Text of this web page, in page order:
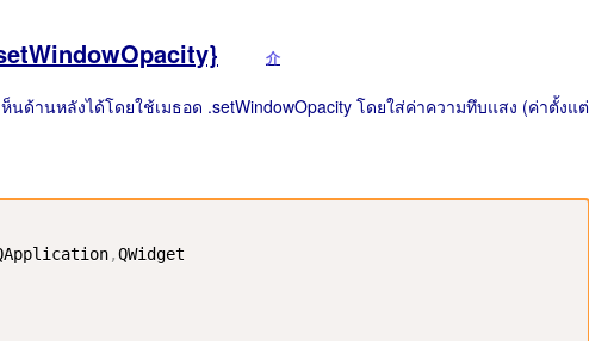
介
นด้านหลังได้โดยใช้เมธอด .setWindowOpacity โดยใส่ค่าความทึบแสง (ค่าตั้งแต่
,QWidget